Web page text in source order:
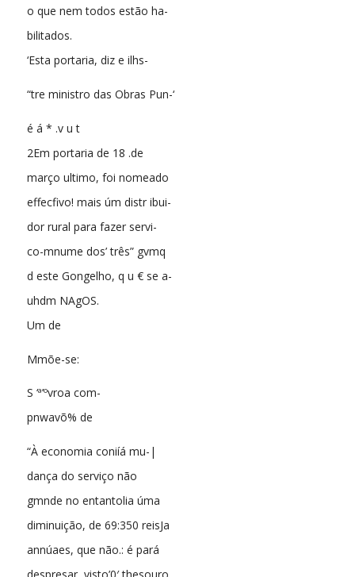
o que nem todos estão ha-
bilitados.
‘Esta portaria, diz e ilhs-
“tre ministro das Obras Pun-‘
é á * .v u t
2Em portaria de 18 .de
março ultimo, foi nomeado
effecfivo! mais úm distr ibui-
dor rural para fazer servi-
co-mnume dos’ três” gvmq
d este Gongelho, q u € se a-
uhdm NAgOS.
Um de
Mmõe-se:
S ‘ª’ºvroa com-
pnwavõ% de
“À economia coniíá mu-|
dança do serviço não
gmnde no entantolia úma
diminuição, de 69:350 reisJa
annúaes, que não.: é pará